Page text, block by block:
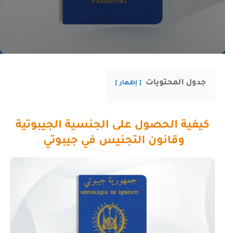
جدول المحتويات إظهار
كيفية الحصول على الجنسية الجيبوتية
وقانون التجنيس في جيبوتي